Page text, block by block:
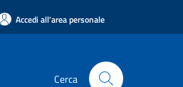
Accedi all'area personale
Cerca